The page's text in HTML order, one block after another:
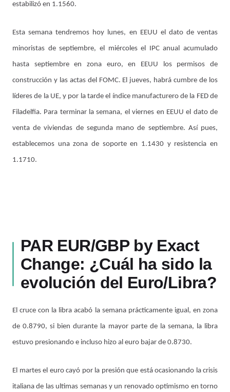
estabilizó en 1.1560.
Esta semana tendremos hoy lunes, en EEUU el dato de ventas
minoristas de septiembre, el miércoles el IPC anual acumulado
hasta septiembre en zona euro, en EEUU los permisos de
construcción y las actas del FOMC. El jueves, habrá cumbre de los
líderes de la UE, y por la tarde el índice manufacturero de la FED de
Filadelfia. Para terminar la semana, el viernes en EEUU el dato de
venta de viviendas de segunda mano de septiembre. Así pues,
establecemos una zona de soporte en 1.1430 y resistencia en
1.1710.
PAR EUR/GBP by Exact
Change: ¿Cuál ha sido la
evolución del Euro/Libra?
El cruce con la libra acabó la semana prácticamente igual, en zona
de 0.8790, si bien durante la mayor parte de la semana, la libra
estuvo presionando e incluso hizo al euro bajar de 0.8730.
El martes el euro cayó por la presión que está ocasionando la crisis
italiana de las ultimas semanas y un renovado optimismo en torno